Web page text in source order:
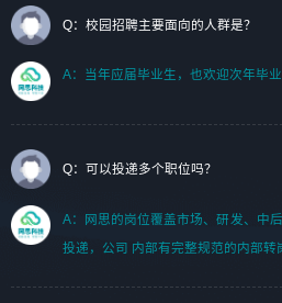
7. 了解或熟悉 WebGL 及相关框架优先。
（岗位人员专职于行业应用解决方案、项目申报
Q：校园招聘主要面向的人群是？
A：当年应届毕业生，也欢迎次年毕业
Q：可以投递多个职位吗？
A：网思的岗位覆盖市场、研发、中
投递，公司 内部有完整规范的内部转